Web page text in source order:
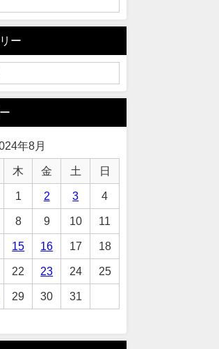
ー
年8月
木 金 土 日
1 2 3 4
8 9 10 11
15 16 17 18
22 23 24 25
29 30
31